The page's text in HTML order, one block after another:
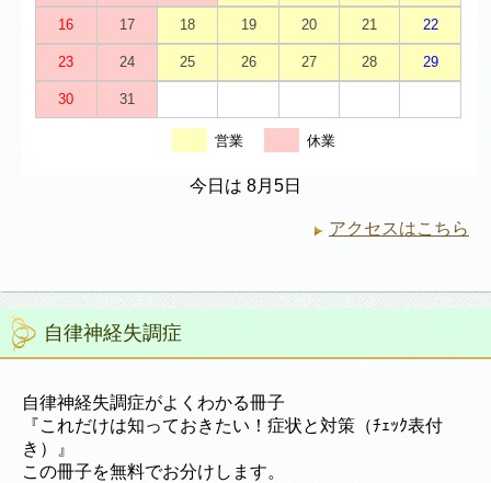
16 17 18 19 20 21 22
23 24 25 26 27 28 29
30 31
営業 休業
今日は 8月5日
アクセスはこちら
自律神経失調症
自律神経失調症がよくわかる冊子
『これだけは知っておきたい！症状と対策（ﾁｪｯｸ表付
き）』
この冊子を無料でお分けします。